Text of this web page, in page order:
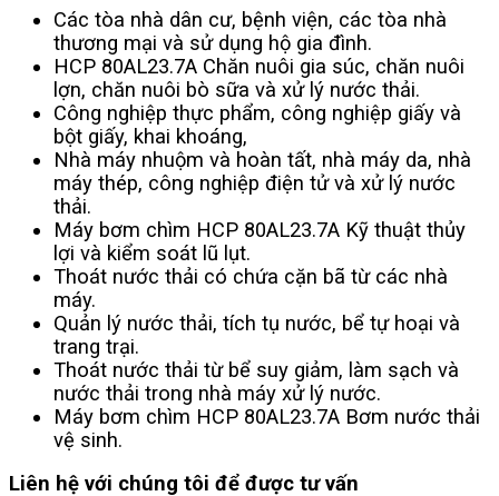
Các tòa nhà dân cư, bệnh viện, các tòa nhà
thương mại và sử dụng hộ gia đình.
HCP 80AL23.7A Chăn nuôi gia súc, chăn nuôi
lợn, chăn nuôi bò sữa và xử lý nước thải.
Công nghiệp thực phẩm, công nghiệp giấy và
bột giấy, khai khoáng,
Nhà máy nhuộm và hoàn tất, nhà máy da, nhà
máy thép, công nghiệp điện tử và xử lý nước
thải.
Máy bơm chìm HCP 80AL23.7A Kỹ thuật thủy
lợi và kiểm soát lũ lụt.
Thoát nước thải có chứa cặn bã từ các nhà
máy.
Quản lý nước thải, tích tụ nước, bể tự hoại và
trang trại.
Thoát nước thải từ bể suy giảm, làm sạch và
nước thải trong nhà máy xử lý nước.
Máy bơm chìm HCP 80AL23.7A Bơm nước thải
vệ sinh.
Liên hệ với chúng tôi để được tư vấn